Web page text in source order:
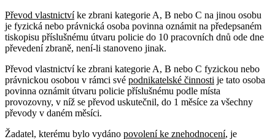
Převod vlastnictvíke zbrani kategorie A, B nebo C na jinou osobu
je fyzická nebo právnická osoba povinna oznámit na předepsaném
tiskopisu příslušnému útvaru policie do 10 pracovních dnů ode dne
převedení zbraně, není-li stanoveno jinak.
Převod vlastnictví ke zbrani kategorie A, B nebo C fyzickou nebo
právnickou osobou v rámci své podnikatelské činnosti je tato osoba
povinna oznámit útvaru policie příslušnému podle místa
provozovny, v níž se převod uskutečnil, do 1 měsíce za všechny
převody v daném měsíci.
Žadatel, kterému bylo vydáno povolení ke znehodnocení, je